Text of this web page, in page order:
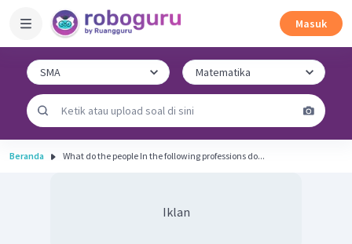
Masuk
Beranda What do the people In the following professions do...
Iklan